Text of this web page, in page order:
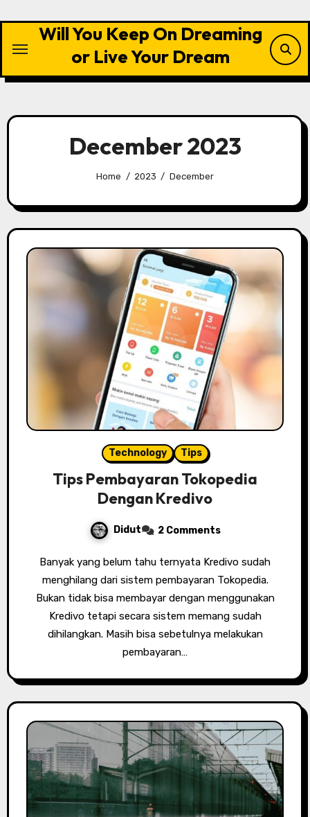
content
Will You Keep On Dreaming
or Live Your Dream
December 2023
Home 2023 December
Technology Tips
Tips Pembayaran Tokopedia
Dengan Kredivo
Didut 2 Comments
Banyak yang belum tahu ternyata Kredivo sudah
menghilang dari sistem pembayaran Tokopedia.
Bukan tidak bisa membayar dengan menggunakan
Kredivo tetapi secara sistem memang sudah
dihilangkan. Masih bisa sebetulnya melakukan
pembayaran…